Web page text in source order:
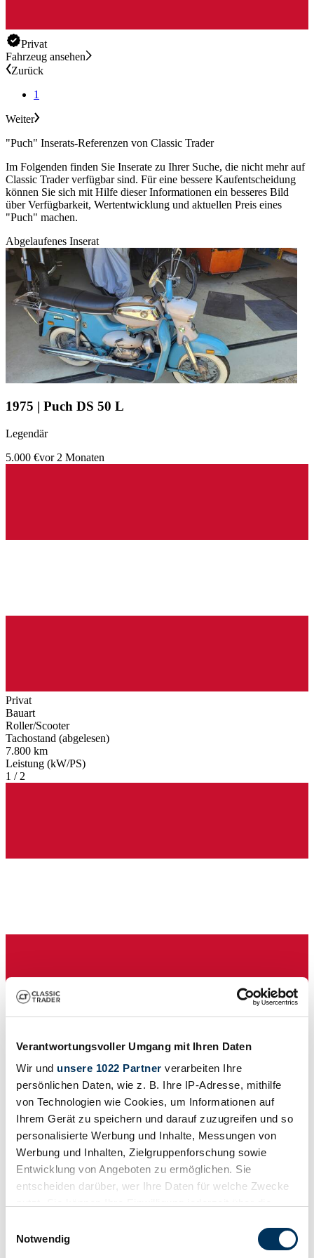
Verantwortungsvoller Umgang mit Ihren Daten
Wir und unsere 1022 Partner verarbeiten Ihre
persönlichen Daten, wie z. B. Ihre IP-Adresse, mithilfe
von Technologien wie Cookies, um Informationen auf
Ihrem Gerät zu speichern und darauf zuzugreifen und so
personalisierte Werbung und Inhalte, Messungen von
Werbung und Inhalten, Zielgruppenforschung sowie
Entwicklung von Angeboten zu ermöglichen. Sie
entscheiden darüber, wer Ihre Daten für welche Zwecke
Trigger Symbol ändern oder widerrufen
Notwendig
Privat
Fahrzeug ansehen
Zurück
1
Weiter
"Puch" Inserats-Referenzen von Classic Trader
Im Folgenden finden Sie Inserate zu Ihrer Suche, die nicht mehr auf
Classic Trader verfügbar sind. Für eine bessere Kaufentscheidung
können Sie sich mit Hilfe dieser Informationen ein besseres Bild
über Verfügbarkeit, Wertentwicklung und aktuellen Preis eines
"Puch" machen.
Abgelaufenes Inserat
1975 | Puch DS 50 L
Legendär
5.000 €vor 2 Monaten
Privat
Bauart
Roller/Scooter
Tachostand (abgelesen)
7.800 km
Leistung (kW/PS)
1 / 2
Privat